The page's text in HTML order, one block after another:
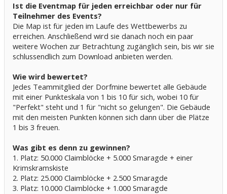
Ist die Eventmap für jeden erreichbar oder nur für
Teilnehmer des Events?
Die Map ist für jeden im Laufe des Wettbewerbs zu
erreichen. Anschließend wird sie danach noch ein paar
weitere Wochen zur Betrachtung zugänglich sein, bis wir sie
schlussendlich zum Download anbieten werden.
Wie wird bewertet?
Jedes Teammitglied der Dorfmine bewertet alle Gebäude
mit einer Punkteskala von 1 bis 10 für sich, wobei 10 für
"Perfekt" steht und 1 für "nicht so gelungen". Die Gebäude
mit den meisten Punkten können sich dann über die Plätze
1 bis 3 freuen.
Was gibt es denn zu gewinnen?
1. Platz: 50.000 Claimblöcke + 5.000 Smaragde + einer
Krimskramskiste
2. Platz: 25.000 Claimblöcke + 2.500 Smaragde
3. Platz: 10.000 Claimblöcke + 1.000 Smaragde